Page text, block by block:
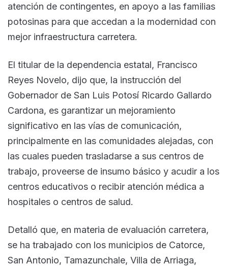
atención de contingentes, en apoyo a las familias
potosinas para que accedan a la modernidad con
mejor infraestructura carretera.
El titular de la dependencia estatal, Francisco
Reyes Novelo, dijo que, la instrucción del
Gobernador de San Luis Potosí Ricardo Gallardo
Cardona, es garantizar un mejoramiento
significativo en las vías de comunicación,
principalmente en las comunidades alejadas, con
las cuales pueden trasladarse a sus centros de
trabajo, proveerse de insumo básico y acudir a los
centros educativos o recibir atención médica a
hospitales o centros de salud.
Detalló que, en materia de evaluación carretera,
se ha trabajado con los municipios de Catorce,
San Antonio, Tamazunchale, Villa de Arriaga,